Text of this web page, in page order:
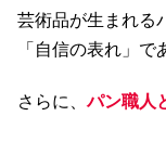
芸術品が生まれる
「自信の表れ」で
さらに、パン職人